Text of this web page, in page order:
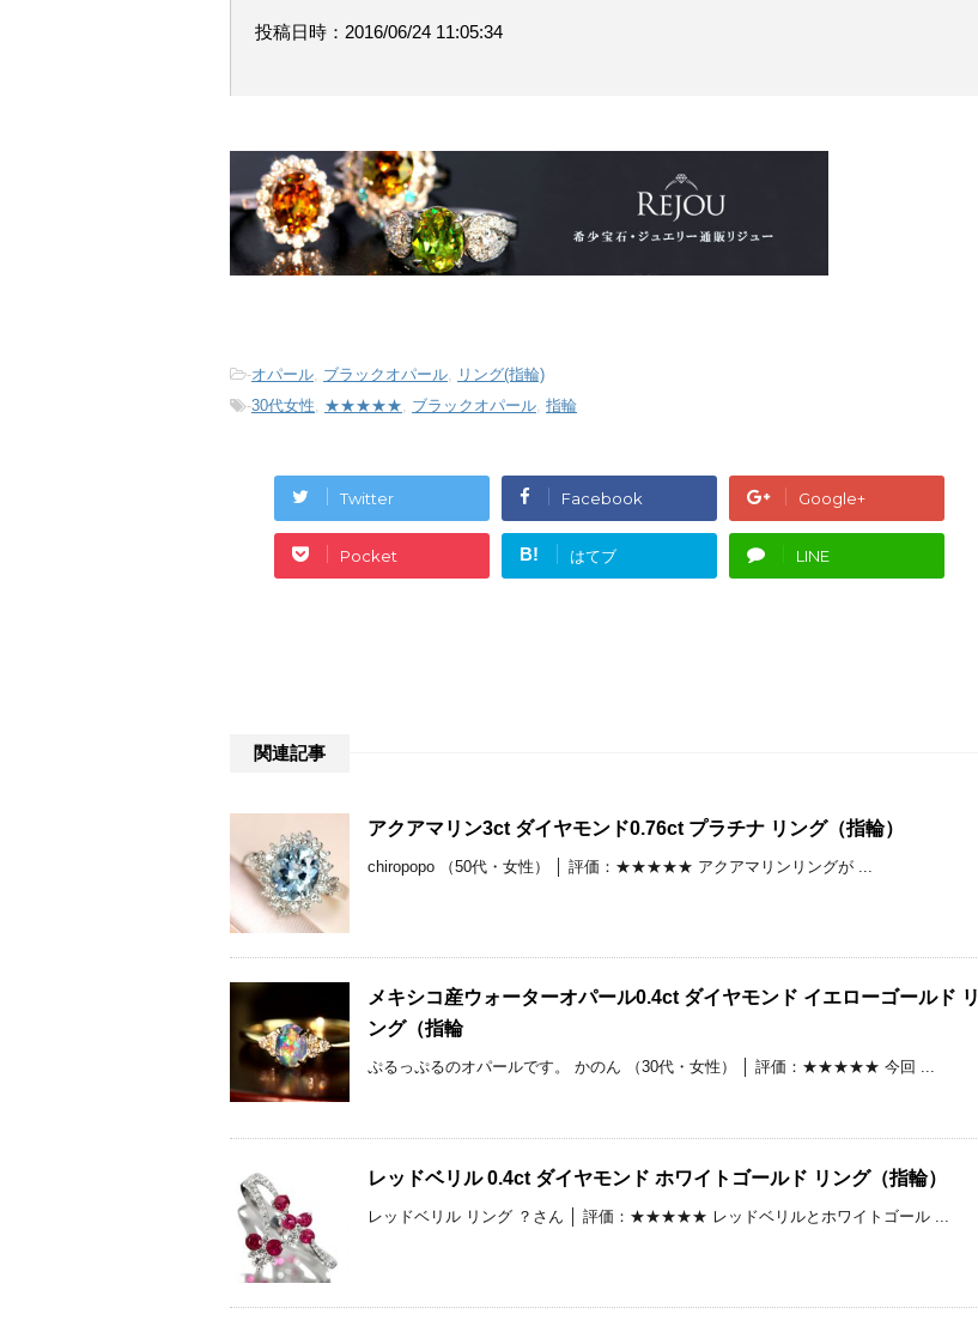
投稿日時：2016/06/24 11:05:34
-オパール, ブラックオパール, リング(指輪)
-30代女性, ★★★★★, ブラックオパール, 指輪
Twitter Facebook Google+
Pocket B! はてブ LINE
関連記事
アクアマリン3ct ダイヤモンド0.76ct プラチナ リング（指輪）
chiropopo （50代・女性） │ 評価：★★★★★ アクアマリンリングが ...
メキシコ産ウォーターオパール0.4ct ダイヤモンド イエローゴールド リ
ング（指輪
ぷるっぷるのオパールです。 かのん （30代・女性） │ 評価：★★★★★ 今回 ...
レッドベリル 0.4ct ダイヤモンド ホワイトゴールド リング（指輪）
レッドベリル リング ？さん │ 評価：★★★★★ レッドベリルとホワイトゴール ...